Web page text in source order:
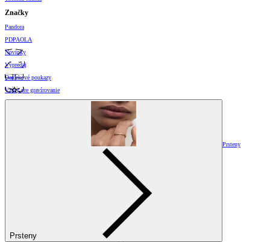
Značky
Pandora
PDPAOLA
Novinky
Výpredaj
Darčekové poukazy
Vzory pre gravírovanie
Prsteny
Prsteny